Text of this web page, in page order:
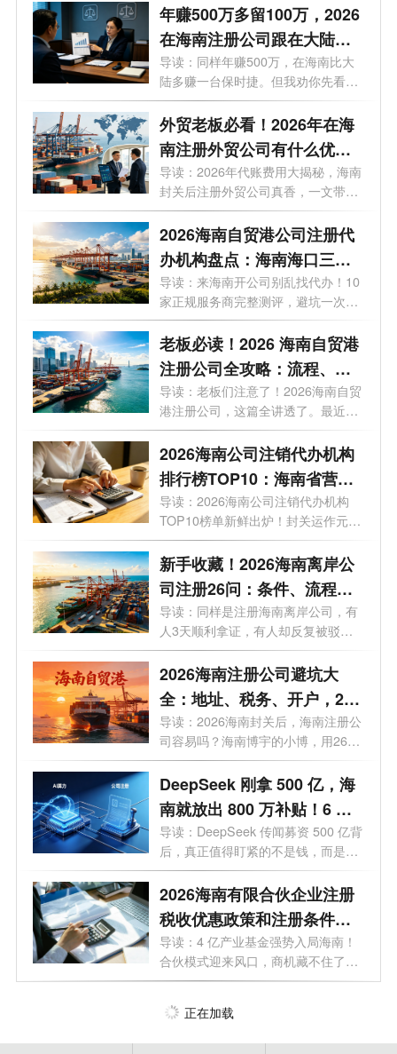
年赚500万多留100万，2026
在海南注册公司跟在大陆注
册公司有什么区别？一文看
懂
导读：同样年赚500万，在海南比大
陆多赚一台保时捷。但我劝你先看完
这7个...
外贸老板必看！2026年在海
南注册外贸公司有什么优
势？外贸公司代理记账多少
钱一个月？
导读：2026年代账费用大揭秘，海南
封关后注册外贸公司真香，一文带你
了解...
2026海南自贸港公司注册代
办机构盘点：海南海口三亚
代办注册公司哪家好？
导读：来海南开公司别乱找代办！10
家正规服务商完整测评，避坑一次讲
清。...
老板必读！2026 海南自贸港
注册公司全攻略：流程、条
件、注册资金、地址、贸易
玩法一文说透
导读：老板们注意了！2026海南自贸
港注册公司，这篇全讲透了。最近，
有不...
2026海南公司注销代办机构
排行榜TOP10：海南省营业
执照注销哪家好？
导读：2026海南公司注销代办机构
TOP10榜单新鲜出炉！封关运作元
年，企业退出...
新手收藏！2026海南离岸公
司注册26问：条件、流程、
优惠全梳理
导读：同样是注册海南离岸公司，有
人3天顺利拿证，有人却反复被驳
回？今...
2026海南注册公司避坑大
全：地址、税务、开户，26
个问题一次讲透
导读：2026海南封关后，海南注册公
司容易吗？海南博宇的小博，用26个
问题，...
DeepSeek 刚拿 500 亿，海
南就放出 800 万补贴！6 月
20 日起，注册公司能"白
嫖"算力吗？
导读：DeepSeek 传闻募资 500 亿背
后，真正值得盯紧的不是钱，而是海
南悄悄布...
2026海南有限合伙企业注册
税收优惠政策和注册条件有
哪些？一文了解
导读：4 亿产业基金强势入局海南！
合伙模式迎来风口，商机藏不住了。
最近...
正在加载